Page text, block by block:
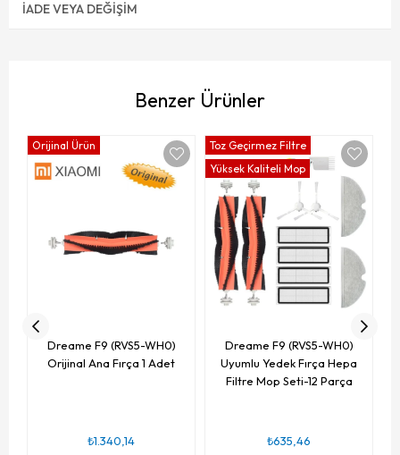
İADE VEYA DEĞIŞIM
Benzer Ürünler
Dreame F9 (RVS5-WH0)
Orijinal Ana Fırça 1 Adet
₺1.340,14
Orijinal Ürün
Dreame F9 (RVS5-WH0)
Uyumlu Yedek Fırça Hepa
Filtre Mop Seti-12 Parça
₺635,46
Toz Geçirmez Filtre
Yüksek Kaliteli Mop